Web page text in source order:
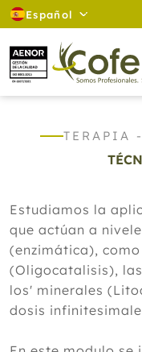
Español
TERAPIA
Estudiamos la
que actúan a
(enzimática),
(Oligocatalisis),
los' minerales
dosis